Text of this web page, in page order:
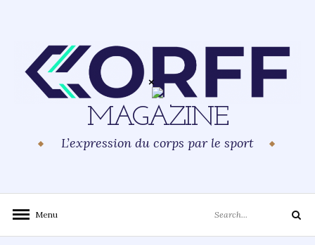
MAGAZINE
L’expression du corps par le sport
Menu
for:
Search